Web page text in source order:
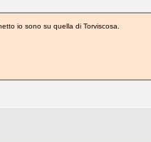
io sono su quella di Torviscosa.